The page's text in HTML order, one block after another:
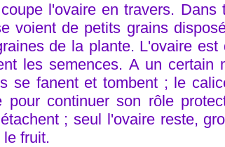
l'ovaire en travers. Dans
voient de petits grains
de la plante. L'ovaire
les semences. A un certain
se fanent et tombent ; le
pour continuer son rôle
; seul l'ovaire reste,
fruit.